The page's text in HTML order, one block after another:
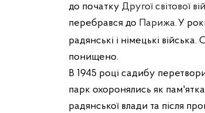
до початку Другої світової
перебрався до Парижа.У
радянські і німецькі
понищено.
В 1945 році садибу
парк охоронялись як
радянської влади та після